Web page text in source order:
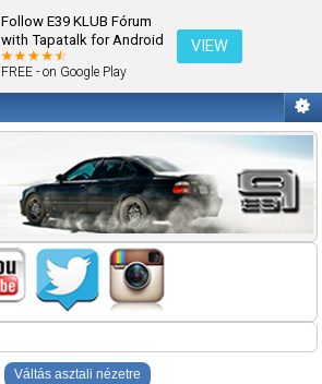
Follow E39 KLUB Fórum
with Tapatalk for Android
FREE - on Google Play
VIEW
Váltás asztali nézetre